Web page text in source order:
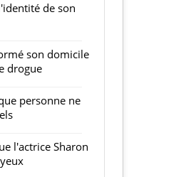
de son
son domicile
drogue
personne ne
l'actrice Sharon